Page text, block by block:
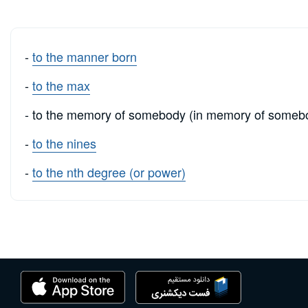
-to the manner born
-to the max
- to the memory of somebody (in memory of
-to the nines
-to the nth degree (or power)